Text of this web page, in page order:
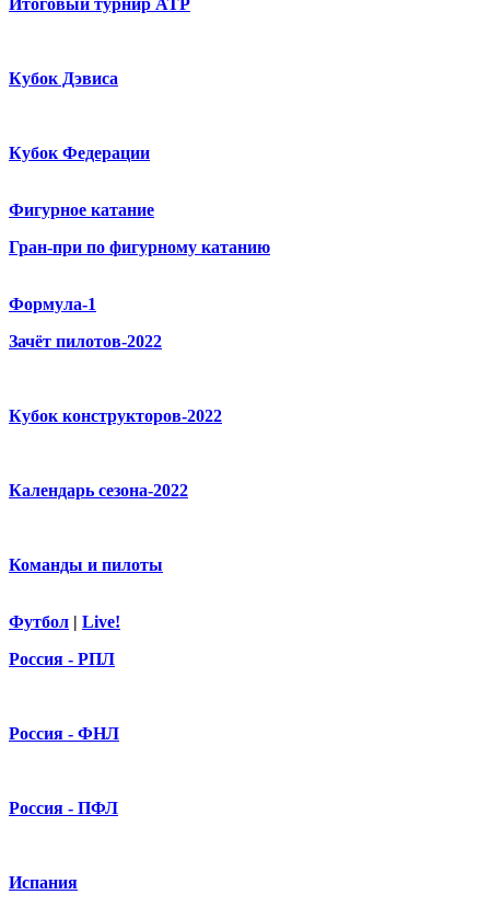
Итоговый турнир ATP
Кубок Дэвиса
Кубок Федерации
Фигурное катание
Гран-при по фигурному катанию
Формула-1
Зачёт пилотов-2022
Кубок конструкторов-2022
Календарь сезона-2022
Команды и пилоты
Футбол | Live!
Россия - РПЛ
Россия - ФНЛ
Россия - ПФЛ
Испания